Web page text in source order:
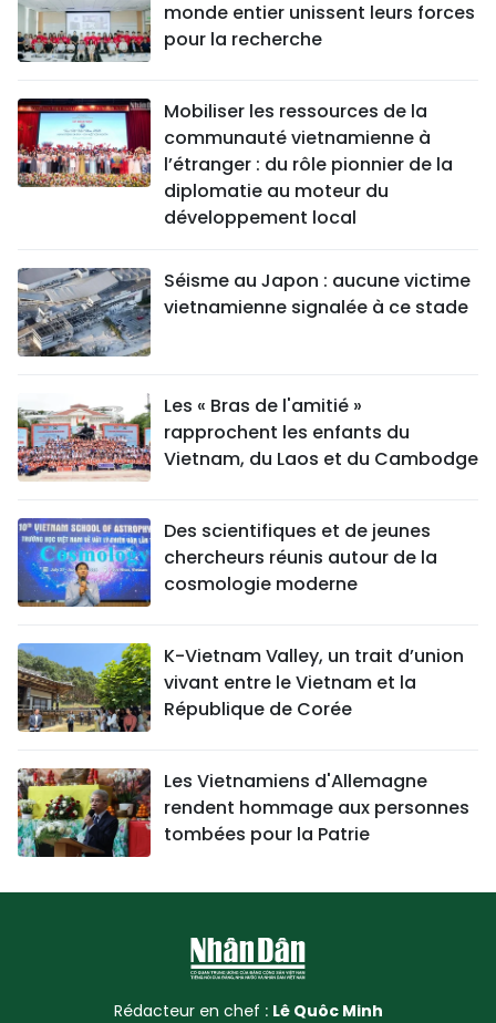
monde entier unissent leurs forces
pour la recherche
Mobiliser les ressources de la
communauté vietnamienne à
l’étranger : du rôle pionnier de la
diplomatie au moteur du
développement local
Séisme au Japon : aucune victime
vietnamienne signalée à ce stade
Les « Bras de l'amitié »
rapprochent les enfants du
Vietnam, du Laos et du Cambodge
Des scientifiques et de jeunes
chercheurs réunis autour de la
cosmologie moderne
K-Vietnam Valley, un trait d’union
vivant entre le Vietnam et la
République de Corée
Les Vietnamiens d'Allemagne
rendent hommage aux personnes
tombées pour la Patrie
Rédacteur en chef : Lê Quôc Minh